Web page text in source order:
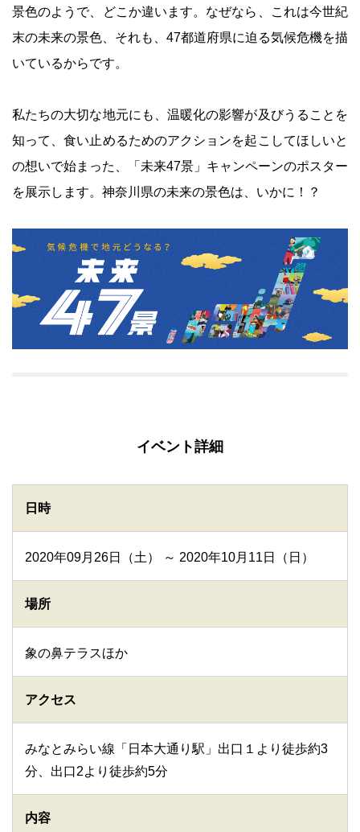
景色のようで、どこか違います。なぜなら、これは今世紀
末の未来の景色、それも、47都道府県に迫る気候危機を描
いているからです。
私たちの大切な地元にも、温暖化の影響が及びうることを
知って、食い止めるためのアクションを起こしてほしいと
の想いで始まった、「未来47景」キャンペーンのポスター
を展示します。神奈川県の未来の景色は、いかに！？
イベント詳細
日時
2020年09月26日（土） ～ 2020年10月11日（日）
場所
象の鼻テラスほか
アクセス
みなとみらい線「日本大通り駅」出口１より徒歩約3
分、出口2より徒歩約5分
内容